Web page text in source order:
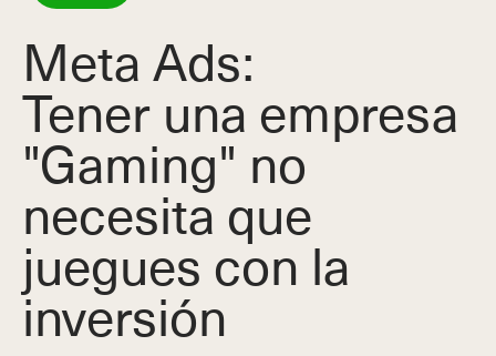
Meta Ads:
Tener una empresa
"Gaming" no
necesita que
juegues con la
inversión